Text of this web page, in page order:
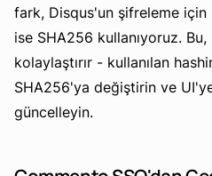
fark, Disqus'un şifreleme için
ise SHA256 kullanıyoruz.
kolaylaştırır - kullanılan
SHA256'ya değiştirin ve
güncelleyin.